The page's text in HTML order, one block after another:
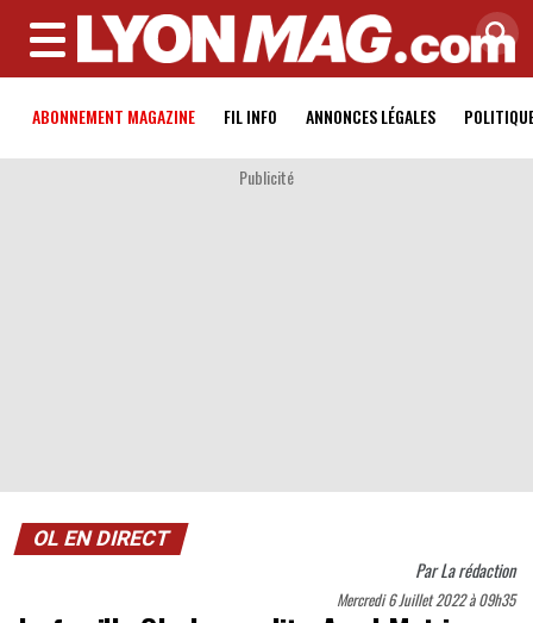
MENU
ABONNEMENT MAGAZINE FIL INFO ANNONCES LÉGALES
Publicité
OL EN DIRECT
ParLa rédaction
Mercredi 6 Juillet 2022 à 09h35